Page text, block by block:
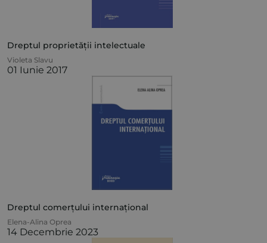
Dreptul proprietății intelectuale
Violeta Slavu
01 Iunie 2017
Dreptul comerțului internațional
Elena-Alina Oprea
14 Decembrie 2023